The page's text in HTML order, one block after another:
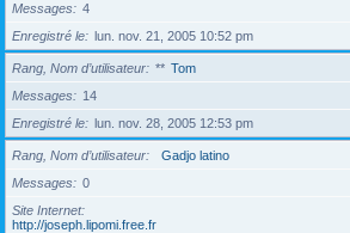
Messages
4
Enregistré le
lun. nov. 21, 2005 10:52 pm
Rang, Nom d’utilisateur ** Tom
Messages
14
Enregistré le
lun. nov. 28, 2005 12:53 pm
Rang, Nom d’utilisateur
Gadjo latino
Messages
0
Site Internet
http://joseph.lipomi.free.fr